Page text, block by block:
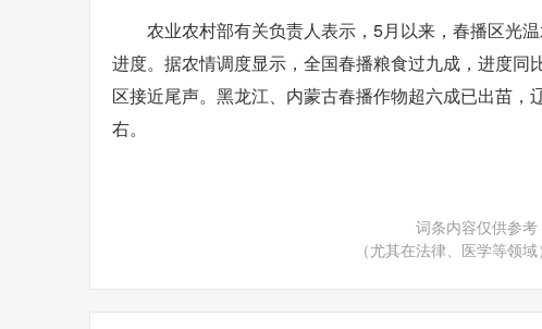
农业农村部有关负责人表示，5月以来，春播区光
进度。据农情调度显示，全国春播粮食过九成，进度
区接近尾声。黑龙江、内蒙古春播作物超六成已出苗
右。
词条内容仅供参
（尤其在法律、医学等领